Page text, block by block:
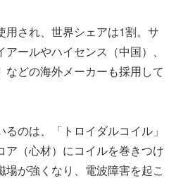
用され、世界シェアは1割。サ
ールやハイセンス（中国）、
などの海外メーカーも採用して
のは、「トロイダルコイル」
ア（心材）にコイルを巻きつけ
が強くなり、電波障害を起こ